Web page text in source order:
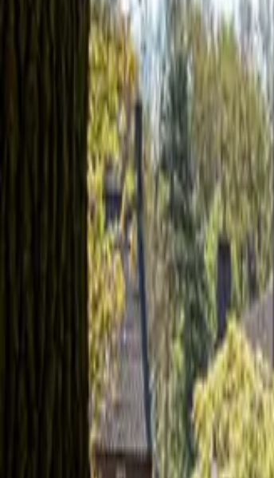
Op zoek naar een specifieke locatie
Ons aanbod